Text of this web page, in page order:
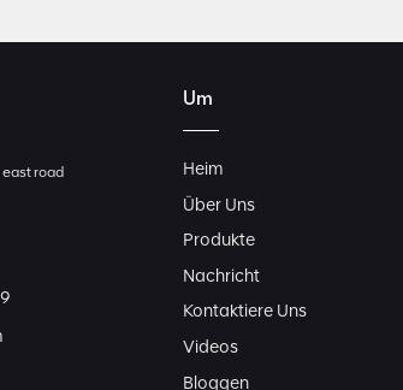
road
Um
Heim
Über Uns
Produkte
Nachricht
Kontaktiere Uns
Videos
Bloggen